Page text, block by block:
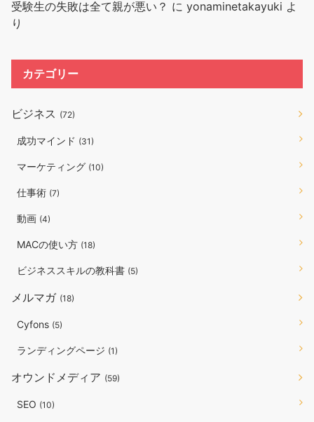
受験生の失敗は全て親が悪い？ に yonaminetakayuki よ
り
カテゴリー
ビジネス (72)
成功マインド (31)
マーケティング (10)
仕事術 (7)
動画 (4)
MACの使い方 (18)
ビジネススキルの教科書 (5)
メルマガ (18)
Cyfons (5)
ランディングページ (1)
オウンドメディア (59)
SEO (10)